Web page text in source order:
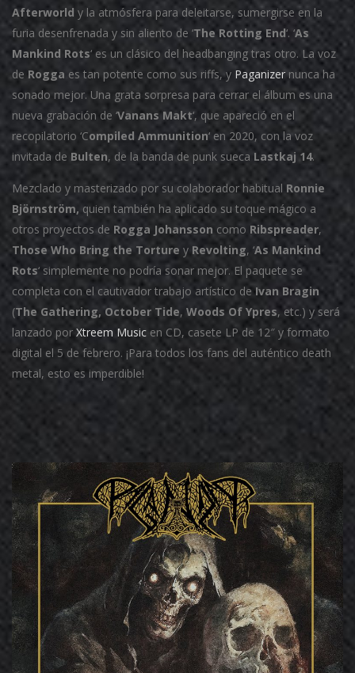
Afterworld y la atmósfera para deleitarse, sumergirse en la
furia desenfrenada y sin aliento de ‘The Rotting End‘. ‘As
Mankind Rots‘ es un clásico del headbanging tras otro. La voz
de Rogga es tan potente como sus riffs, y Paganizernunca ha
sonado mejor. Una grata sorpresa para cerrar el álbum es una
nueva grabación de ‘Vanans Makt‘, que apareció en el
recopilatorio ‘Compiled Ammunition‘ en 2020, con la voz
invitada de Bulten, de la banda de punk sueca Lastkaj 14.
Mezclado y masterizado por su colaborador habitual Ronnie
Björnström, quien también ha aplicado su toque mágico a
otros proyectos de Rogga Johansson como Ribspreader,
Those Who Bring the Torture y Revolting, ‘As Mankind
Rots‘ simplemente no podría sonar mejor. El paquete se
completa con el cautivador trabajo artístico deIvan Bragin
(The Gathering, October Tide, Woods Of Ypres, etc.) y será
lanzado por Xtreem Music en CD, casete LP de 12″ y formato
digital el 5 de febrero. ¡Para todos los fans del auténtico death
metal, esto es imperdible!